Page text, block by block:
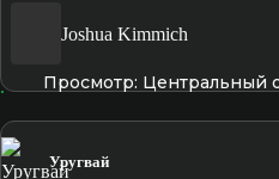
Joshua Kimmich
Просмотр: Центральный
Уругвай